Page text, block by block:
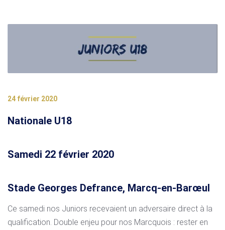
24 février 2020
Nationale U18
Samedi 22 février 2020
Stade Georges Defrance, Marcq-en-Barœul
Ce samedi nos Juniors recevaient un adversaire direct à la
qualification. Double enjeu pour nos Marcquois : rester en